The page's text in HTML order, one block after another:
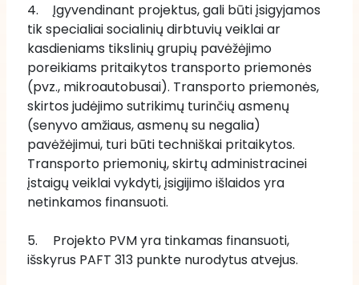
4.	Įgyvendinant projektus, gali būti įsigyjamos
tik specialiai socialinių dirbtuvių veiklai ar
kasdieniams tikslinių grupių pavėžėjimo
poreikiams pritaikytos transporto priemonės
(pvz., mikroautobusai). Transporto priemonės,
skirtos judėjimo sutrikimų turinčių asmenų
(senyvo amžiaus, asmenų su negalia)
pavėžėjimui, turi būti techniškai pritaikytos.
Transporto priemonių, skirtų administracinei
įstaigų veiklai vykdyti, įsigijimo išlaidos yra
netinkamos finansuoti.
5.	Projekto PVM yra tinkamas finansuoti,
išskyrus PAFT 313 punkte nurodytus atvejus.